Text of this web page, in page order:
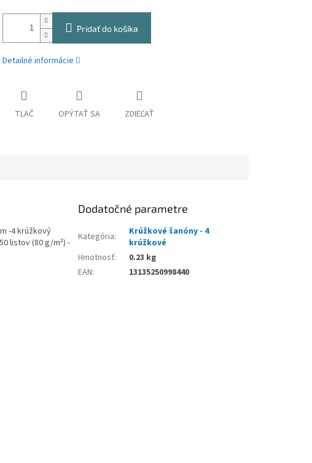
Pridať do košíka
Detailné informácie
TLAČ OPÝTAŤ SA ZDIEĽAŤ
-4 krúžkový
listov (80 g/m²) -
Dodatočné parametre
Kategória:
Krúžkové šanóny - 4
krúžkové
Hmotnosť:
0.23 kg
EAN: 13135250998440